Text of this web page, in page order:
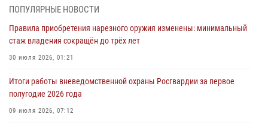
Российской Федерации
В Росгвардии вспоминают российских воинов, погибших в Первой
мировой войне 1914-1918 годов
Внесены изменения в правила проведения контрольного отстрела
гражданского оружия
ПОПУЛЯРНЫЕ НОВОСТИ
Правила приобретения нарезного оружия изменены: минимальный
стаж владения сокращён до трёх лет
30 июля 2026, 01:21
Итоги работы вневедомственной охраны Росгвардии за первое
полугодие 2026 года
09 июля 2026, 07:12